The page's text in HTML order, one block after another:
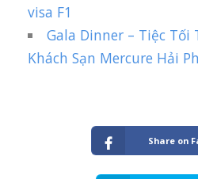
visa F1
Gala Dinner – Tiệc
Khách Sạn Mercure Hải
Share on